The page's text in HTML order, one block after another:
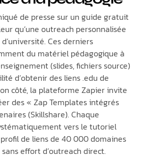
de presse sur un guide gratuit
qu’une outreach personnalisée
Ces derniers
du matériel pédagogique à
(slides, fichiers source)
d’obtenir des liens .edu de
côté, la plateforme Zapier invite
des « Zap Templates intégrés
(Skillshare). Chaque
vers le tutoriel
de liens de 40 000 domaines
effort d’outreach direct.